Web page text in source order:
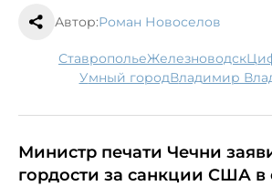
Автор:Роман Новоселов
Ставрополье Железноводск
умный город Владимир
Министр печати Чечни
гордости за санкции США в